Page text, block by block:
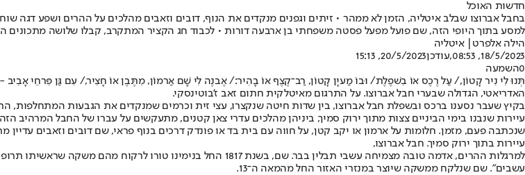
חדשות האוכל
בחבל אברוצו שבלב איטליה, הזמן לא ממהר • זיתים וגפנים מנקדים את הנוף, דובים וזאבים מהלכים על ההרים ושפע דגה
למסע בתוך היופי הזה, שם פועל מפעל פסטה משפחתי בן ארבעה דורות • לכבוד חג הקציר המתקרב, קבלו שלושה
הילה אלפרט | איטליה
18/5/2023, 08:53
,עודכן20/5/2023, 15:13
0השמעה
האדריאטי, הגדולה שבערי חבל אברוצו. על התרגום מאיטלקית חתום זאב ז'בוטינסקי.
בקיץ שעבר נסענו ברכס ובשפלת חבל אברוצו, בין שדות חיטה שנקצרו, עצי זית וכרמים שמנקדים את הגבעות המתחלפות,
עיירות שנבנו בימי הביניים צצות מתוך ירוק סמיך, ביניהן מהלכים עדרי צאן קטנים, מתעקשים על עברו של החבל המרהיב
שנכתבה פעם, מזמן. חלומות על ארמון או יקב קטן, על חווה עם בית בד או פונדק דרכים בנוף פראי, שם דובים וזאבים עדיין
עיירות בתוך ירוק סמיך. חבל אברוצו,
עשבים". שם שנלקח ממשקה שיוצר במנזרי האזור החל מהמאה ה־13.